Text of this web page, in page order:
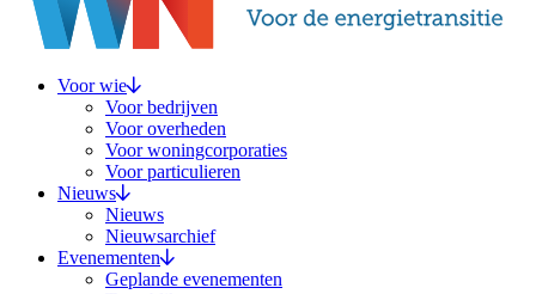
Voor wie
Voor bedrijven
Voor overheden
Voor woningcorporaties
Voor particulieren
Nieuws
Nieuws
Nieuwsarchief
Evenementen
Geplande evenementen